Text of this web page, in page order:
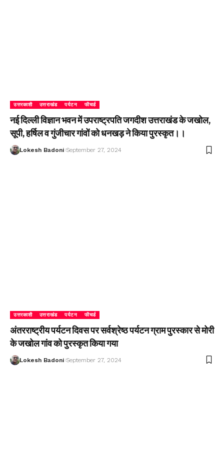
उत्तरकाशी उत्तराखंड पर्यटन फीचर्ड
नई दिल्ली विज्ञान भवन में उपराष्ट्रपति जगदीश उत्तराखंड के जखोल,
सूपी, हर्षिल व गुंजीचार गांवों को धनखड़ ने किया पुरस्कृत।।
Lokesh Badoni September 27, 2024
उत्तरकाशी उत्तराखंड पर्यटन फीचर्ड
अंतरराष्ट्रीय पर्यटन दिवस पर सर्वश्रेष्ठ पर्यटन ग्राम पुरस्कार से मोरी
के जखोल गांव को पुरस्कृत किया गया
Lokesh Badoni September 27, 2024